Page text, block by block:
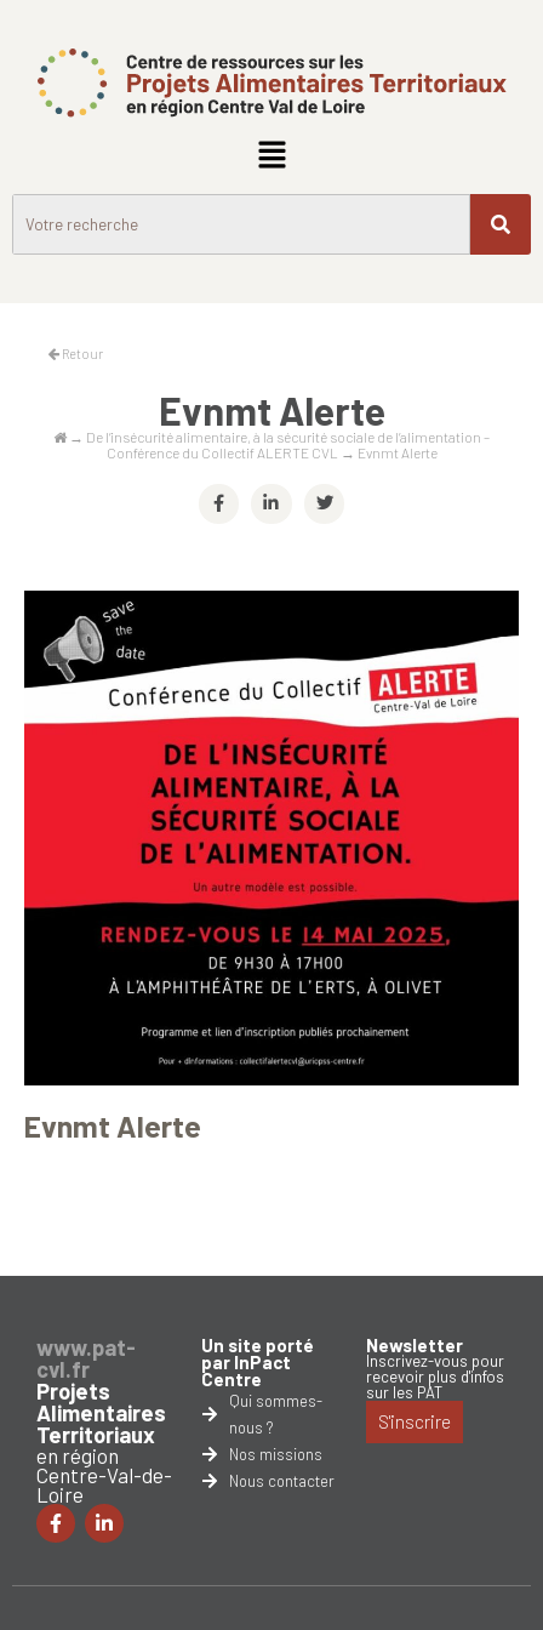
Retour
Evnmt Alerte
→ De l’insécurité alimentaire, à la sécurité sociale de l’alimentation –
Conférence du Collectif ALERTE CVL
→ Evnmt Alerte
Evnmt Alerte
www.pat-
cvl.fr
Projets
Alimentaires
Territoriaux
en région
Centre-Val-de-
Loire
Un site porté
par InPact
Centre
Qui sommes-
nous ?
Nos missions
Nous contacter
Newsletter
Inscrivez-vous pour
recevoir plus d'infos
sur les PAT
S'inscrire